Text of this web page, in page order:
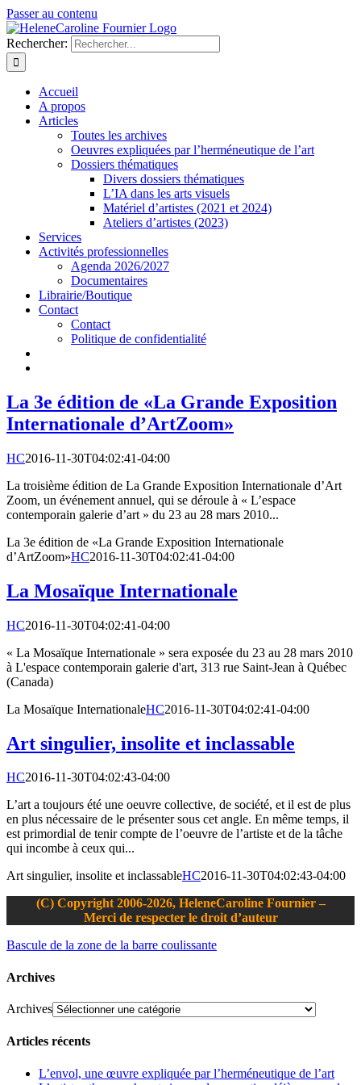
Passer au contenu
Rechercher:
Accueil
A propos
Articles
Toutes les archives
Oeuvres expliquées par l’herméneutique de l’art
Dossiers thématiques
Divers dossiers thématiques
L’IA dans les arts visuels
Matériel d’artistes (2021 et 2024)
Ateliers d’artistes (2023)
Services
Activités professionnelles
Agenda 2026/2027
Documentaires
Librairie/Boutique
Contact
Contact
Politique de confidentialité
La 3e édition de «La Grande Exposition
Internationale d’ArtZoom»
HC2016-11-30T04:02:41-04:00
La troisième édition de La Grande Exposition Internationale d’Art
Zoom, un événement annuel, qui se déroule à « L’espace
contemporain galerie d’art » du 23 au 28 mars 2010...
La 3e édition de «La Grande Exposition Internationale
d’ArtZoom»HC2016-11-30T04:02:41-04:00
La Mosaïque Internationale
HC2016-11-30T04:02:41-04:00
« La Mosaïque Internationale » sera exposée du 23 au 28 mars 2010
à L'espace contemporain galerie d'art, 313 rue Saint-Jean à Québec
(Canada)
La Mosaïque InternationaleHC2016-11-30T04:02:41-04:00
Art singulier, insolite et inclassable
HC2016-11-30T04:02:43-04:00
L’art a toujours été une oeuvre collective, de société, et il est de plus
en plus nécessaire de le présenter sous cet angle. En même temps, il
est primordial de tenir compte de l’oeuvre de l’artiste et de la tâche
qui incombe à ceux qui...
Art singulier, insolite et inclassableHC2016-11-30T04:02:43-04:00
(C) Copyright 2006-2026, HeleneCaroline Fournier –
Merci de respecter le droit d’auteur
Bascule de la zone de la barre coulissante
Archives
Archives
Articles récents
L’envol, une œuvre expliquée par l’herméneutique de l’art